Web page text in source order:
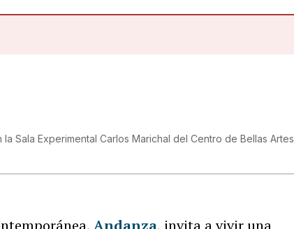
Sala Experimental Carlos Marichal del Centro de Bellas Artes
Andanza, invita a vivir una